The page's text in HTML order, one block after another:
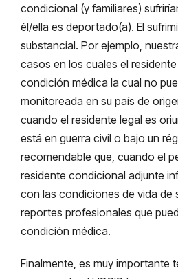
condicional (y familiares)
él/ella es deportado(a). El
substancial. Por ejemplo,
casos en los cuales el
condición médica la cual no
monitoreada en su país de
cuando el residente legal es
está en guerra civil o bajo un
recomendable que, cuando el
residente condicional adjunte
con las condiciones de vida de
reportes profesionales que
condición médica.
Finalmente, es muy importante